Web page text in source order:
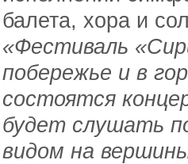
балета, хора и
«Фестиваль
побережье и в
состоятся
будет слушать
видом на